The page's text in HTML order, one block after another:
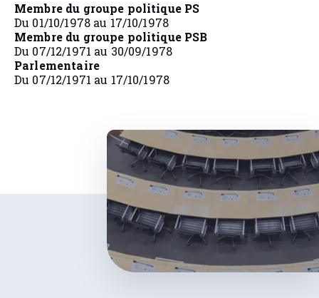
Membre du groupe politique PS
Du 01/10/1978 au 17/10/1978
Membre du groupe politique PSB
Du 07/12/1971 au 30/09/1978
Parlementaire
Du 07/12/1971 au 17/10/1978